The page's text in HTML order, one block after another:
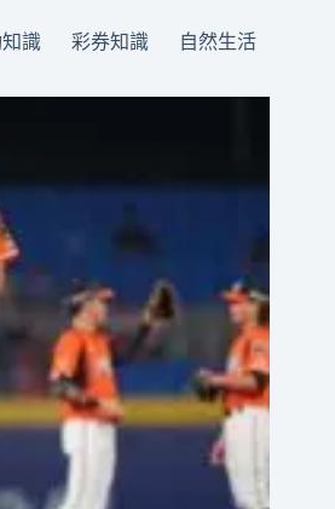
識 彩券知識 自然生活